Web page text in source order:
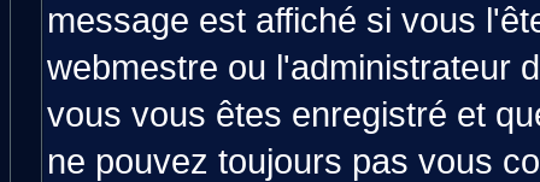
message est affiché si vous
webmestre ou l'administrateur
vous vous êtes enregistré et
ne pouvez toujours pas vous